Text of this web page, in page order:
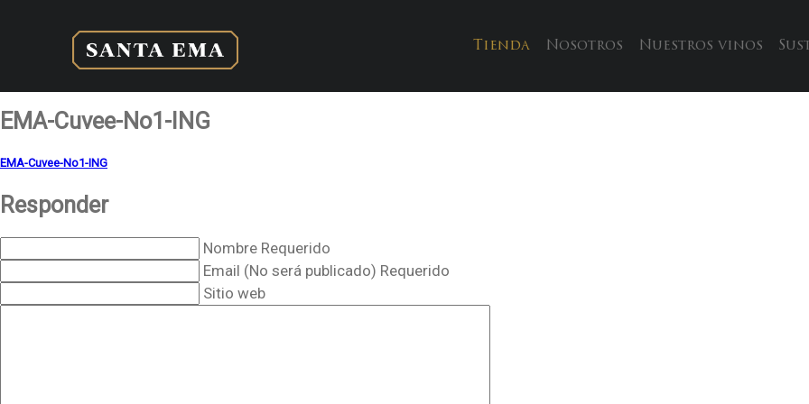
Tienda Nosotros Nuestros vinos
EMA-Cuvee-No1-ING
EMA-Cuvee-No1-ING
Responder
Nombre Requerido
Email (No será publicado) Requerido
Sitio web